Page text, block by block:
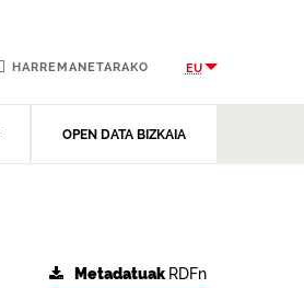
OPEN DATA BIZKAIA
HARREMANETARAKO EU
Metadatuak RDFn